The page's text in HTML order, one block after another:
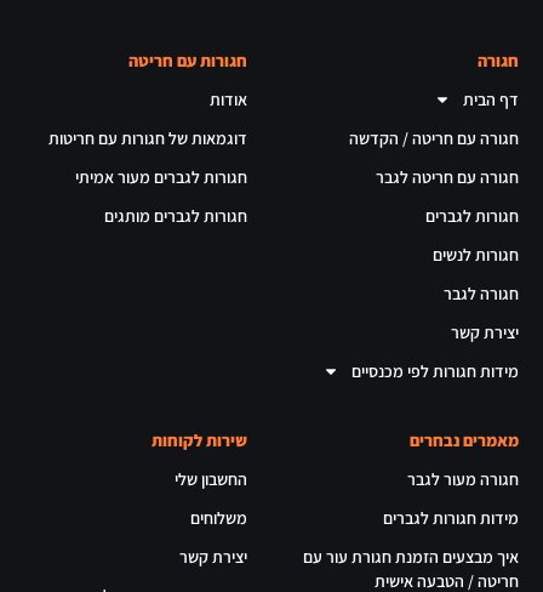
חגורה
דף הבית
חגורה עם חריטה / הקדשה
חגורה עם חריטה לגבר
חגורות לגברים
חגורות לנשים
חגורה לגבר
יצירת קשר
מידות חגורות לפי מכנסיים
חגורות עם חריטה
אודות
דוגמאות של חגורות עם חריטות
חגורות לגברים מעור אמיתי
חגורות לגברים מותגים
מאמרים נבחרים
חגורה מעור לגבר
מידות חגורות לגברים
איך מבצעים הזמנת חגורת עור עם
חריטה / הטבעה אישית
שירות לקוחות
החשבון שלי
משלוחים
יצירת קשר